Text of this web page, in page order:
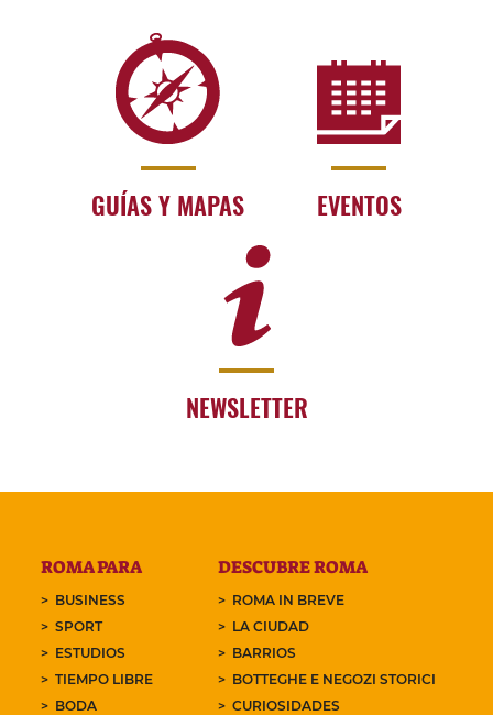
GUÍAS Y MAPAS EVENTOS
NEWSLETTER
ROMA PARA
BUSINESS
SPORT
ESTUDIOS
TIEMPO LIBRE
BODA
DESCUBRE ROMA
ROMA IN BREVE
LA CIUDAD
BARRIOS
BOTTEGHE E NEGOZI STORICI
CURIOSIDADES